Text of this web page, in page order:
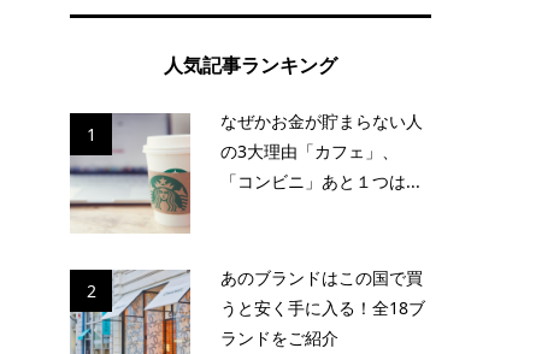
人気記事ランキング
1
なぜかお金が貯まらない人
の3大理由「カフェ」、
「コンビニ」あと１つは...
2
あのブランドはこの国で買
うと安く手に入る！全18ブ
ランドをご紹介